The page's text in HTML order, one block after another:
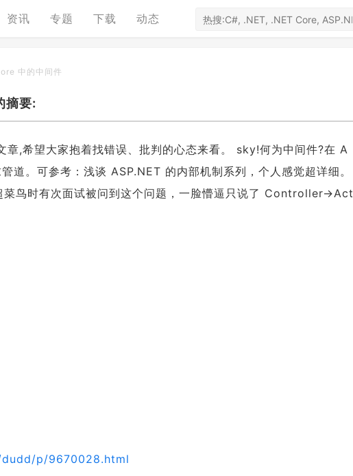
资讯 专题 下载 动态
中的中间件
摘要:
章,希望大家抱着找错误、批判的心态来看。 sky!何为中间件?在 A
道。可参考：浅谈 ASP.NET 的内部机制系列，个人感觉超详细。
菜鸟时有次面试被问到这个问题，一脸懵逼只说了 Controller→Act
p/9670028.html